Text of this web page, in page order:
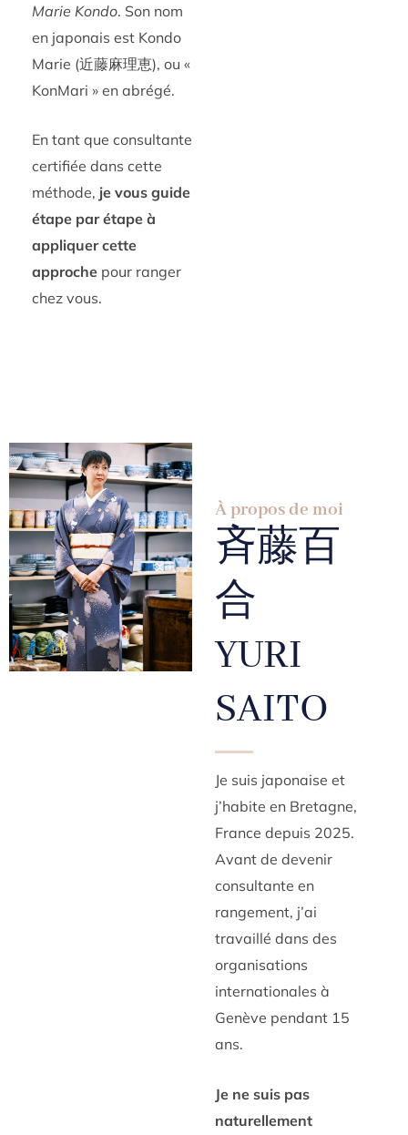
Marie Kondo. Son nom
en japonais est Kondo
Marie (近藤麻理恵), ou «
KonMari » en abrégé.
En tant que consultante
certifiée dans cette
méthode, je vous guide
étape par étape à
appliquer cette
approche pour ranger
chez vous.
À propos de moi
斉藤百
合
YURI
SAITO
Je suis japonaise et
j’habite en Bretagne,
France depuis 2025.
Avant de devenir
consultante en
rangement, j’ai
travaillé dans des
organisations
internationales à
Genève pendant 15
ans.
Je ne suis pas
naturellement